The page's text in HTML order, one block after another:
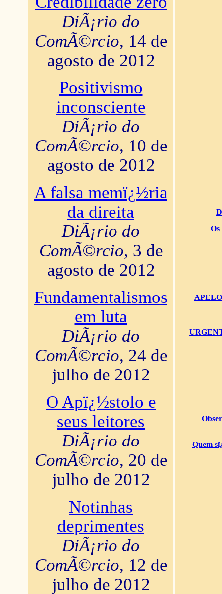
DiÃ¡rio do
ComÃ©rcio, 14 de
agosto de 2012
Positivismo
inconsciente
DiÃ¡rio do
ComÃ©rcio, 10 de
agosto de 2012
A falsa memï¿½ria
da direita
DiÃ¡rio do
ComÃ©rcio, 3 de
agosto de 2012
Fundamentalismos
em luta
DiÃ¡rio do
ComÃ©rcio, 24 de
julho de 2012
O Apï¿½stolo e
seus leitores
DiÃ¡rio do
ComÃ©rcio, 20 de
julho de 2012
Notinhas
deprimentes
DiÃ¡rio do
ComÃ©rcio, 12 de
julho de 2012
Os
Quem